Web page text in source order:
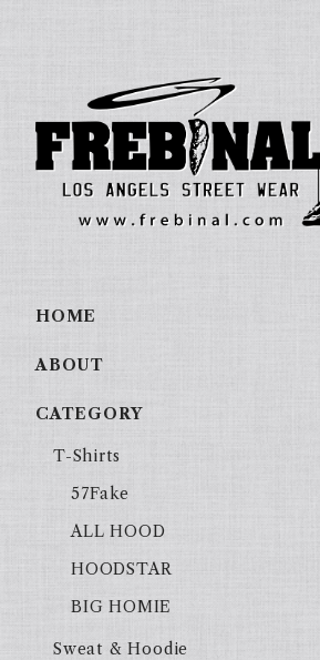
HOME
ABOUT
CATEGORY
T-Shirts
57Fake
ALL HOOD
HOODSTAR
BIG HOMIE
Sweat & Hoodie